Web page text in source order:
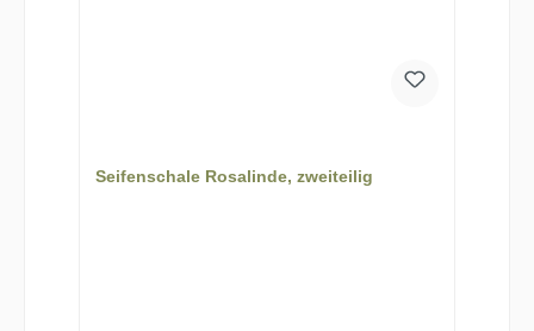
Seifenschale Rosalinde, zweiteilig